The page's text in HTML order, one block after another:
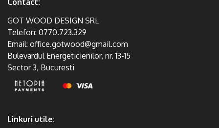
GOT WOOD DESIGN SRL
Telefon: 0770.723.329
Email: office.gotwood@gmail.com
Bulevardul Energeticienilor, nr. 13-15
Sector 3, Bucuresti
Linkuri utile: